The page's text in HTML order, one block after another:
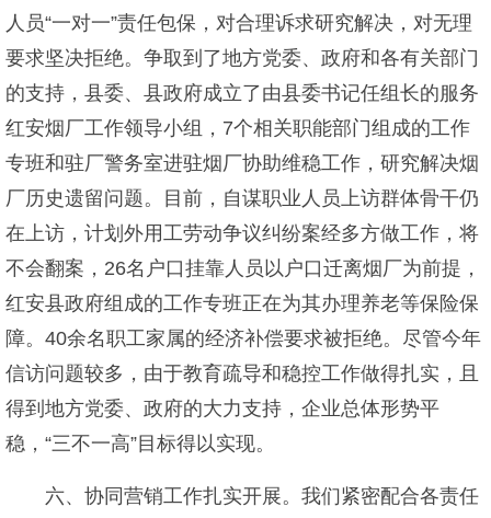
人员“一对一”责任包保，对合理诉求研究解决，对无理
要求坚决拒绝。争取到了地方党委、政府和各有关部门
的支持，县委、县政府成立了由县委书记任组长的服务
红安烟厂工作领导小组，7个相关职能部门组成的工作
专班和驻厂警务室进驻烟厂协助维稳工作，研究解决烟
厂历史遗留问题。目前，自谋职业人员上访群体骨干仍
在上访，计划外用工劳动争议纠纷案经多方做工作，将
不会翻案，26名户口挂靠人员以户口迁离烟厂为前提，
红安县政府组成的工作专班正在为其办理养老等保险保
障。40余名职工家属的经济补偿要求被拒绝。尽管今年
信访问题较多，由于教育疏导和稳控工作做得扎实，且
得到地方党委、政府的大力支持，企业总体形势平
稳，“三不一高”目标得以实现。
六、协同营销工作扎实开展。我们紧密配合各责任